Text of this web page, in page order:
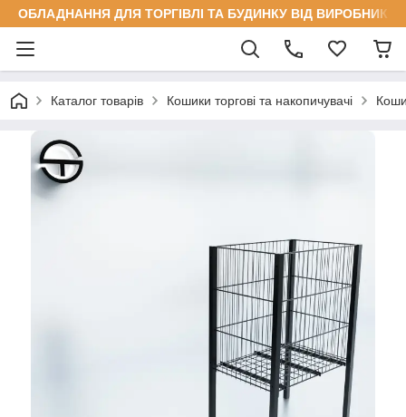
ОБЛАДНАННЯ ДЛЯ ТОРГІВЛІ ТА БУДИНКУ ВІД ВИРОБНИКА
Каталог товарів Кошики торгові та накопичувачі